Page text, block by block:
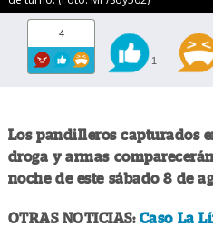
4
1
Los pandilleros capturados
droga y armas
noche de este sábado 8 de
OTRAS NOTICIAS: Caso La